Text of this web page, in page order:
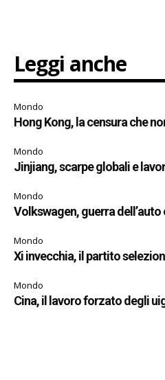
Leggi anche
Mondo
Hong Kong, la censura che
Mondo
Jinjiang, scarpe globali e
Mondo
Volkswagen, guerra
Mondo
Xi invecchia, il partito
Mondo
Cina, il lavoro forzato degli